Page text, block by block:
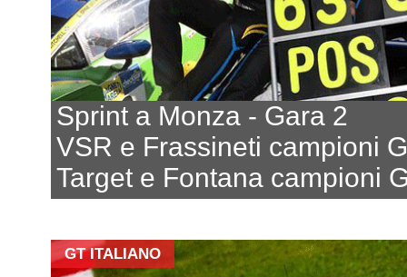
Sprint a Monza - Gara 2
VSR e Frassineti campioni
Target e Fontana campioni
GT ITALIANO